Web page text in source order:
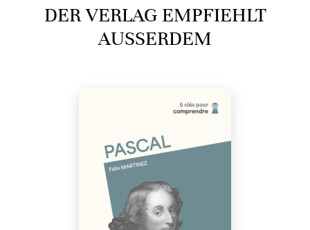
DER VERLAG EMPFIEHLT
AUSSERDEM